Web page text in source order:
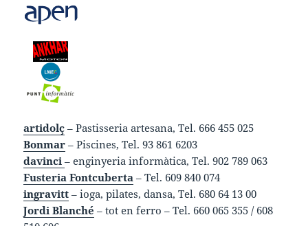
artidolç – Pastisseria artesana, Tel. 666 455 025
Bonmar – Piscines, Tel. 93 861 6203
davinci – enginyeria informàtica, Tel. 902 789 063
Fusteria Fontcuberta – Tel. 609 840 074
ingravitt – ioga, pilates, dansa, Tel. 680 64 13 00
Jordi Blanché – tot en ferro – Tel. 660 065 355 / 608